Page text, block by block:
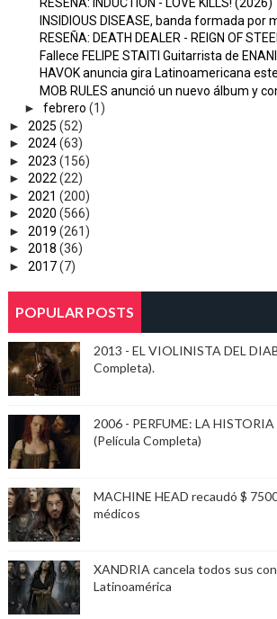
RESEÑA: INDUCTION - LOVE KILLS! (2026)
INSIDIOUS DISEASE, banda formada por
RESEÑA: DEATH DEALER - REIGN OF
Fallece FELIPE STAITI Guitarrista de
HAVOK anuncia gira Latinoamericana
MOB RULES anunció un nuevo álbum y
► febrero (1)
► 2025 (52)
► 2024(63)
► 2023 (156)
► 2022(22)
► 2021 (200)
► 2020 (566)
► 2019 (261)
► 2018 (36)
► 2017(7)
POPULAR POSTS
2013 - EL VIOLINISTA DEL
Completa).
2006 - PERFUME: LA
(Película Completa)
MACHINE HEAD recaudó $
médicos
XANDRIA cancela todos sus
Latinoamérica